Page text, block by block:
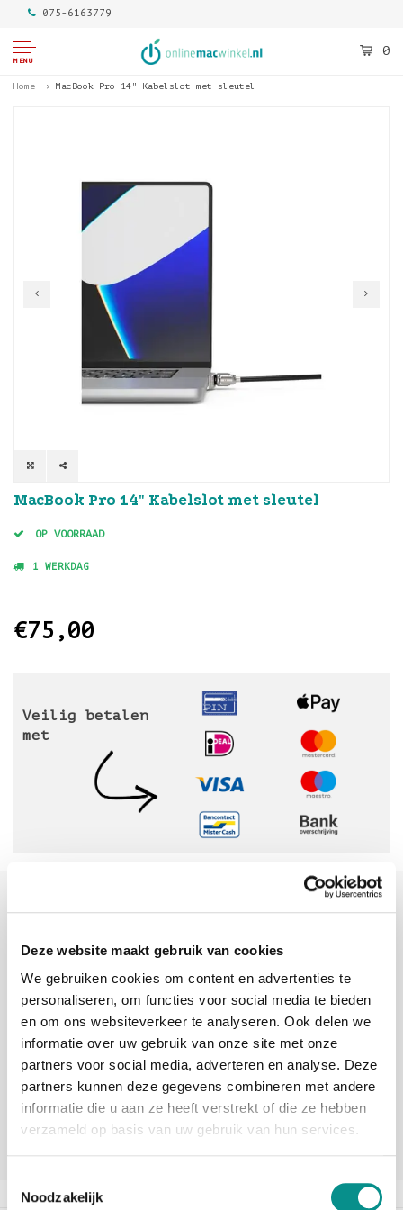
Deze website maakt gebruik van cookies
We gebruiken cookies om content en advertenties te
personaliseren, om functies voor social media te bieden
en om ons websiteverkeer te analyseren. Ook delen we
informatie over uw gebruik van onze site met onze
partners voor social media, adverteren en analyse. Deze
partners kunnen deze gegevens combineren met andere
informatie die u aan ze heeft verstrekt of die ze hebben
verzameld op basis van uw gebruik van hun services.
Noodzakelijk
075-6163779
MENU
0
Home MacBook Pro 14" Kabelslot met sleutel
MacBook Pro 14" Kabelslot met sleutel
OP VOORRAAD
1 WERKDAG
€75,00
Veilig betalen
met